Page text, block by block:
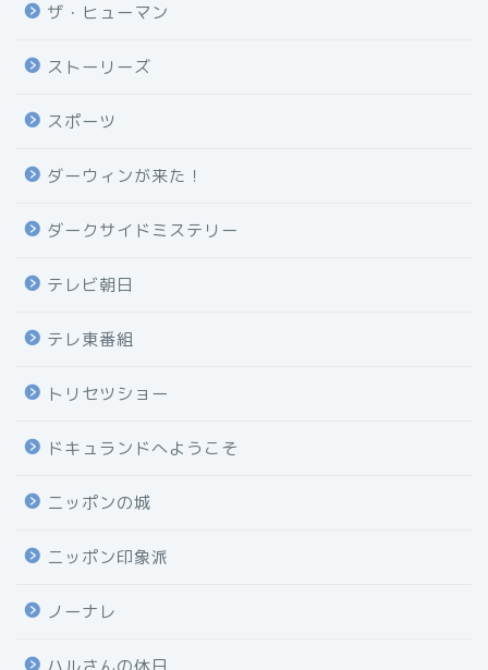
ザ・ヒューマン
ストーリーズ
スポーツ
ダーウィンが来た！
ダークサイドミステリー
テレビ朝日
テレ東番組
トリセツショー
ドキュランドへようこそ
ニッポンの城
ニッポン印象派
ノーナレ